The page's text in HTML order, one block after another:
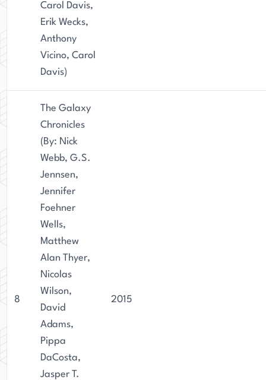
Carol Davis,
Erik Wecks,
Anthony
Vicino, Carol
Davis)
8
The Galaxy
Chronicles
(By: Nick
Webb, G.S.
Jennsen,
Jennifer
Foehner
Wells,
Matthew
Alan Thyer,
Nicolas
Wilson,
David
Adams,
Pippa
DaCosta,
Jasper T.
2015